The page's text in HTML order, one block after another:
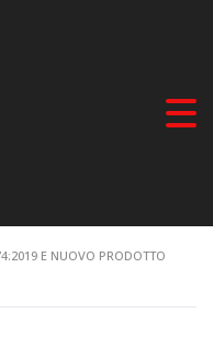
E NUOVO PRODOTTO